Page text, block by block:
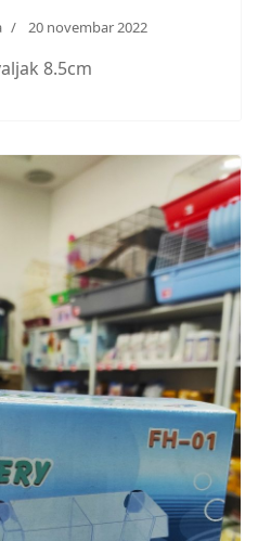
20 novembar 2022
8.5cm